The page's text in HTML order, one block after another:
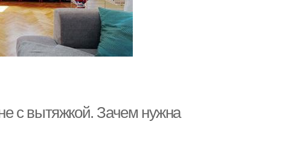
с вытяжкой. Зачем нужна